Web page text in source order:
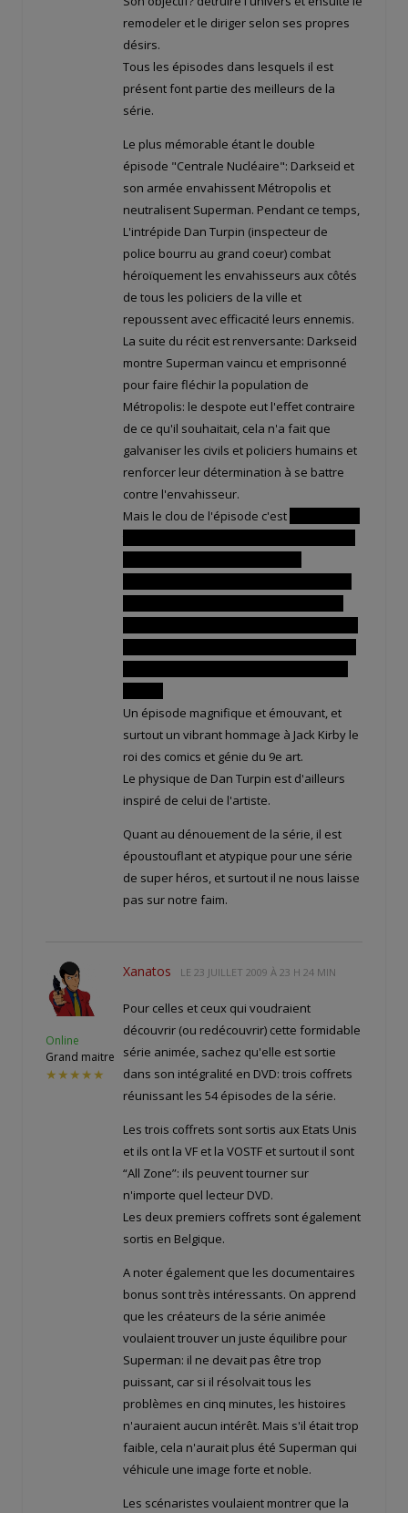
remodeler et le diriger selon ses propres
désirs.
Tous les épisodes dans lesquels il est
présent font partie des meilleurs de la
série.
Le plus mémorable étant le double
épisode "Centrale Nucléaire": Darkseid et
son armée envahissent Métropolis et
neutralisent Superman. Pendant ce temps,
L'intrépide Dan Turpin (inspecteur de
police bourru au grand coeur) combat
héroïquement les envahisseurs aux côtés
de tous les policiers de la ville et
repoussent avec efficacité leurs ennemis.
La suite du récit est renversante: Darkseid
montre Superman vaincu et emprisonné
pour faire fléchir la population de
Métropolis: le despote eut l'effet contraire
de ce qu'il souhaitait, cela n'a fait que
galvaniser les civils et policiers humains et
renforcer leur détermination à se battre
contre l'envahisseur.
Mais le clou de l'épisode c'est
Un épisode magnifique et émouvant, et
surtout un vibrant hommage à Jack Kirby le
roi des comics et génie du 9e art.
Le physique de Dan Turpin est d'ailleurs
inspiré de celui de l'artiste.
Quant au dénouement de la série, il est
époustouflant et atypique pour une série
de super héros, et surtout il ne nous laisse
pas sur notre faim.
Online
Grand maitre
★★★★★
Xanatos LE 23 JUILLET 2009 À 23 H 24 MIN
Pour celles et ceux qui voudraient
découvrir (ou redécouvrir) cette formidable
série animée, sachez qu'elle est sortie
dans son intégralité en DVD: trois coffrets
réunissant les 54 épisodes de la série.
Les trois coffrets sont sortis aux Etats Unis
et ils ont la VF et la VOSTF et surtout il sont
“All Zone”: ils peuvent tourner sur
n'importe quel lecteur DVD.
Les deux premiers coffrets sont également
sortis en Belgique.
A noter également que les documentaires
bonus sont très intéressants. On apprend
que les créateurs de la série animée
voulaient trouver un juste équilibre pour
Superman: il ne devait pas être trop
puissant, car si il résolvait tous les
problèmes en cinq minutes, les histoires
n'auraient aucun intérêt. Mais s'il était trop
faible, cela n'aurait plus été Superman qui
véhicule une image forte et noble.
Les scénaristes voulaient montrer que la